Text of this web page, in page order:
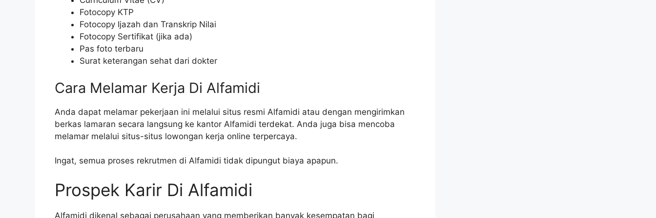
Fotocopy KTP
Fotocopy Ijazah dan Transkrip Nilai
Fotocopy Sertifikat (jika ada)
Pas foto terbaru
Surat keterangan sehat dari dokter
Cara Melamar Kerja Di Alfamidi
Anda dapat melamar pekerjaan ini melalui situs resmi Alfamidi atau dengan mengirimkan
berkas lamaran secara langsung ke kantor Alfamidi terdekat. Anda juga bisa mencoba
melamar melalui situs-situs lowongan kerja online terpercaya.
Ingat, semua proses rekrutmen di Alfamidi tidak dipungut biaya apapun.
Prospek Karir Di Alfamidi
Alfamidi dikenal sebagai perusahaan yang memberikan banyak kesempatan bagi